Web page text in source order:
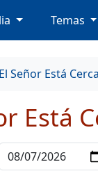
Temas
El Señor Está Cerca
Está